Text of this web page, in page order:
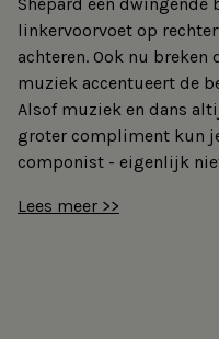
Shepard een dwingende
linkervoorvoet op
achteren. Ook nu breken
muziek accentueert de
Alsof muziek en dans
groter compliment kun
componist - eigenlijk
Lees meer >>